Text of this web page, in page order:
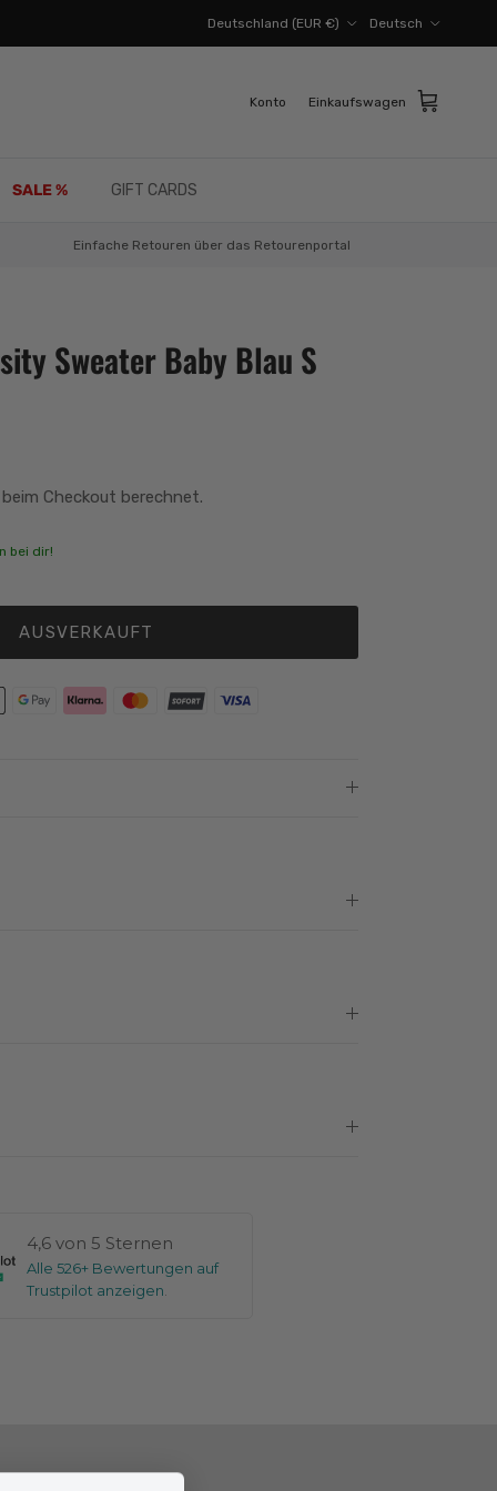
Deutschland (EUR €) Deutsch
Konto Einkaufswagen
SALE % GIFT CARDS
Einfache Retouren über das Retourenportal
Sweater Baby Blau S
Checkout berechnet.
bei dir!
AUSVERKAUFT
4,6 von 5 Sternen
Alle 526+ Bewertungen auf
Trustpilot anzeigen